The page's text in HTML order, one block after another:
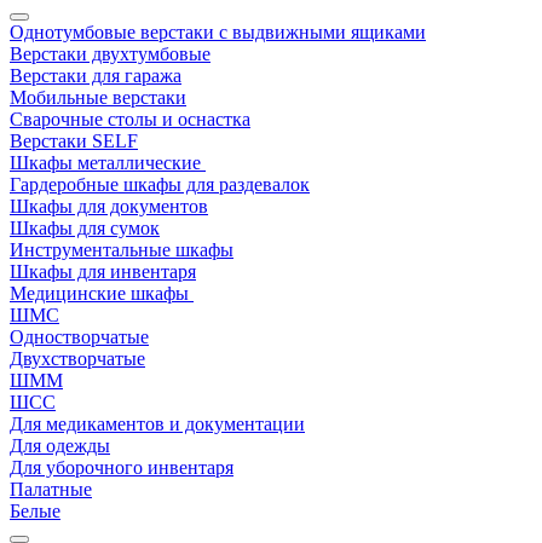
Однотумбовые верстаки с выдвижными ящиками
Верстаки двухтумбовые
Верстаки для гаража
Мобильные верстаки
Сварочные столы и оснастка
Верстаки SELF
Шкафы металлические
Гардеробные шкафы для раздевалок
Шкафы для документов
Шкафы для сумок
Инструментальные шкафы
Шкафы для инвентаря
Медицинские шкафы
ШМС
Одностворчатые
Двухстворчатые
ШММ
ШСС
Для медикаментов и документации
Для одежды
Для уборочного инвентаря
Палатные
Белые